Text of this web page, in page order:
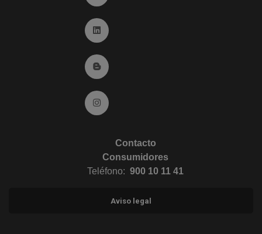
Ir a Linkedin (abre en ventana nueva)
Ir al Blog (abre en ventana nueva)
Ir a Instagram (abre en ventana nueva)
Contacto
Consumidores
Teléfono: 900 10 11 41
Aviso legal